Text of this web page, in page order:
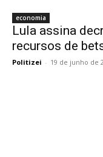
economia
Lula assina
recursos de
Politizei - 19 de junho de